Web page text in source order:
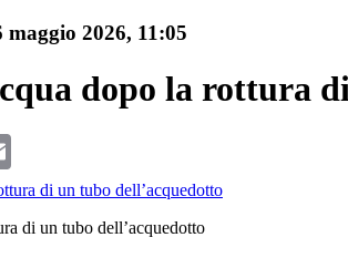
maggio 2026, 11:05
dopo la rottura
di un tubo dell’acquedotto